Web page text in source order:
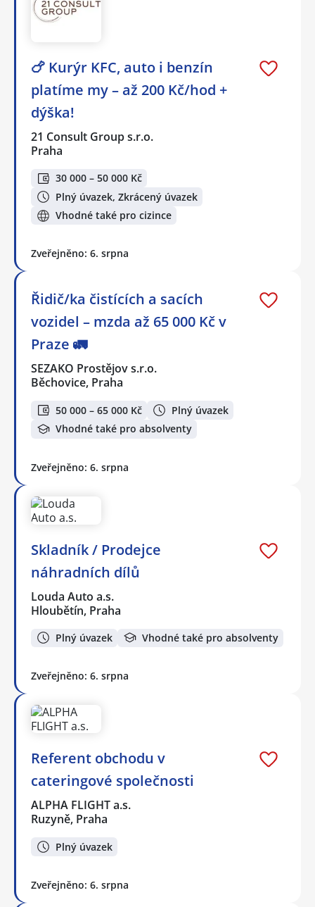
🍗 Kurýr KFC, auto i benzín
platíme my – až 200 Kč/hod +
dýška!
21 Consult Group s.r.o.
Praha
30 000 – 50 000 Kč
Plný úvazek, Zkrácený úvazek
Vhodné také pro cizince
Zveřejněno: 6. srpna
Řidič/ka čistících a sacích
vozidel – mzda až 65 000 Kč v
Praze 🚛
SEZAKO Prostějov s.r.o.
Běchovice, Praha
50 000 – 65 000 Kč
Plný úvazek
Vhodné také pro absolventy
Zveřejněno: 6. srpna
Skladník / Prodejce
náhradních dílů
Louda Auto a.s.
Hloubětín, Praha
Plný úvazek Vhodné také pro absolventy
Zveřejněno: 6. srpna
Referent obchodu v
cateringové společnosti
ALPHA FLIGHT a.s.
Ruzyně, Praha
Plný úvazek
Zveřejněno: 6. srpna